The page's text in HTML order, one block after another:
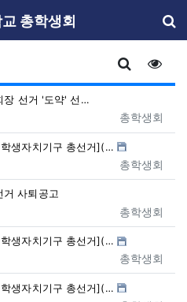
총학생회
게시판 검색
조
장 선거 '도약' 선…
등록자
총학생회
생자치기구 총선거](…
등록자
총학생회
거 사퇴공고
등록자
총학생회
생자치기구 총선거](…
등록자
총학생회
생자치기구 총선거](…